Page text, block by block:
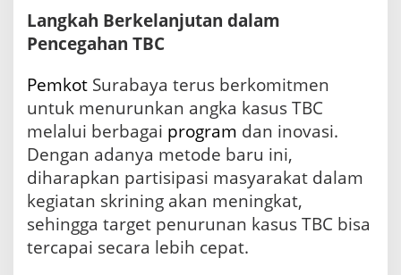
Langkah Berkelanjutan dalam
Pencegahan TBC
Pemkot Surabaya terus berkomitmen
untuk menurunkan angka kasus TBC
melalui berbagai program dan inovasi.
Dengan adanya metode baru ini,
diharapkan partisipasi masyarakat dalam
kegiatan skrining akan meningkat,
sehingga target penurunan kasus TBC bisa
tercapai secara lebih cepat.